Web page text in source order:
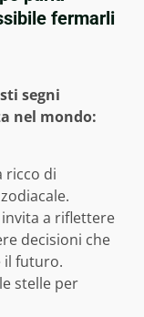
fermarli
segni
nel mondo:
ricco di
invita a riflettere
decisioni che
il futuro.
stelle per